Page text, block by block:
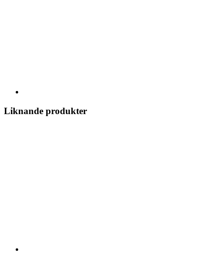
Liknande produkter